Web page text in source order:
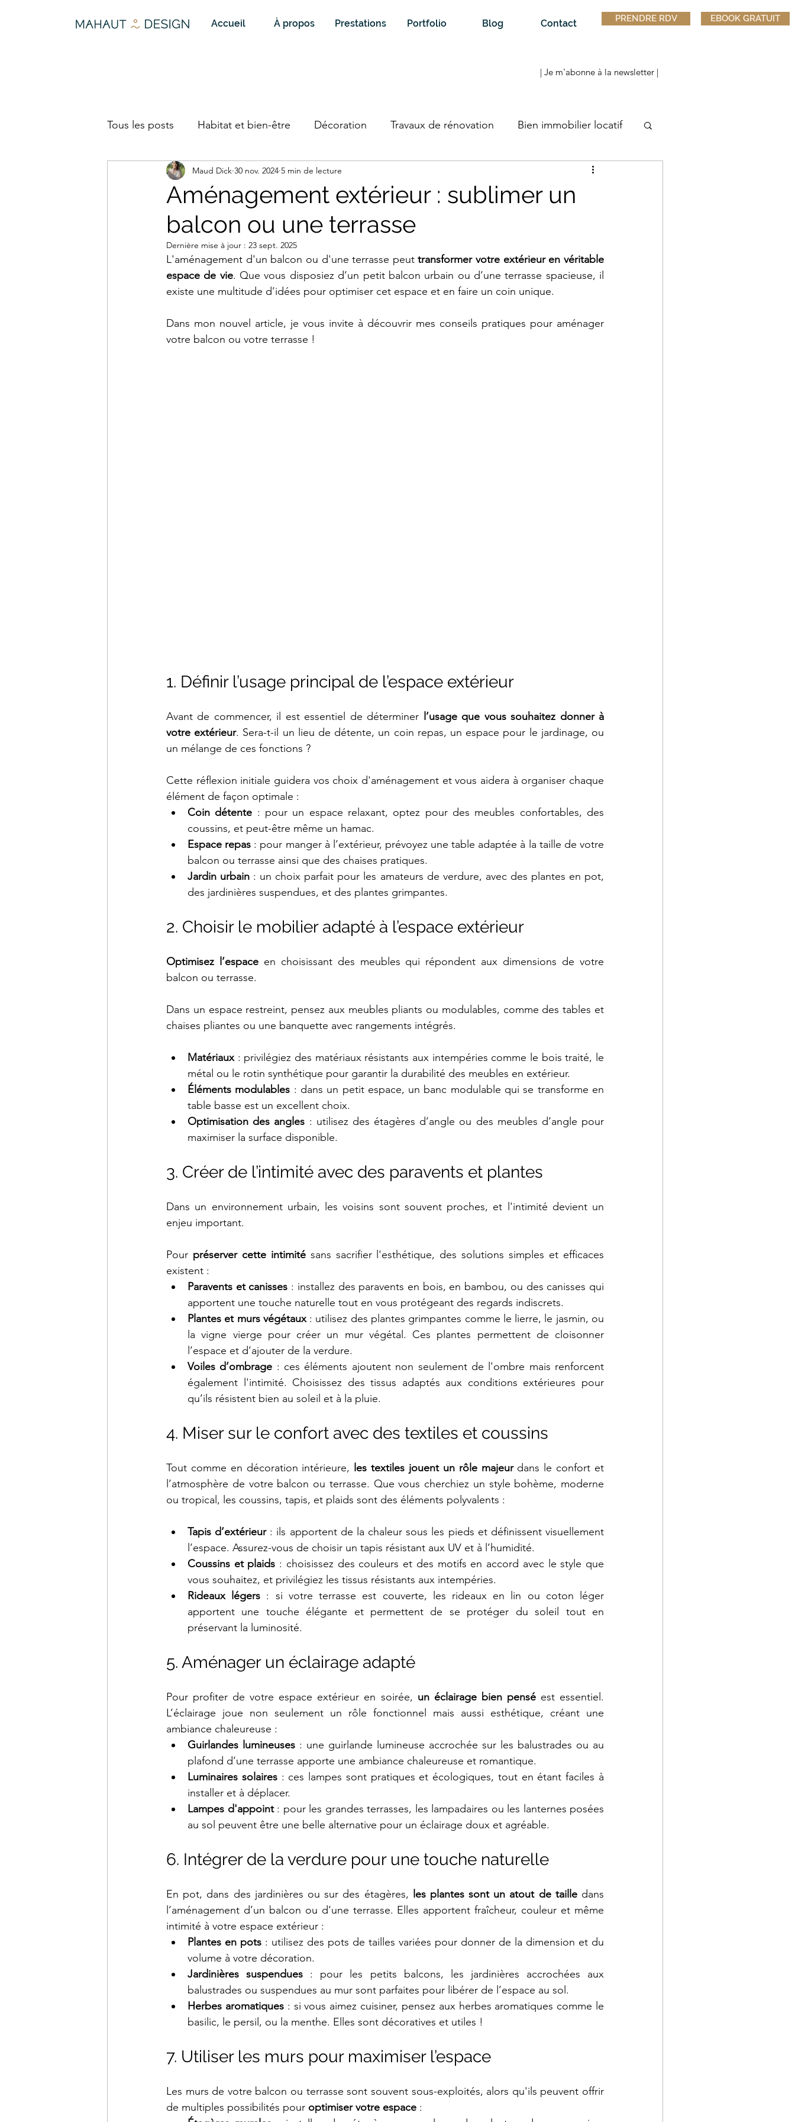
Accueil À propos Prestations Portfolio Blog Contact PRENDRE RDV EBOOK GRATUIT
| Je m'abonne à la newsletter |
Tous les posts Habitat et bien-être Décoration Travaux de rénovation Bien immobilier locatif
Aménagement extérieur : sublimer un
balcon ou une terrasse
Maud Dick 30 nov. 2024 5 min de lecture
Dernière mise à jour : 23 sept. 2025
L'aménagement d'un balcon ou d'une terrasse peut transformer votre extérieur en véritable
espace de vie. Que vous disposiez d’un petit balcon urbain ou d’une terrasse spacieuse, il
existe une multitude d’idées pour optimiser cet espace et en faire un coin unique.
Dans mon nouvel article, je vous invite à découvrir mes conseils pratiques pour aménager
votre balcon ou votre terrasse !
1. Définir l’usage principal de l’espace extérieur
Avant de commencer, il est essentiel de déterminer l’usage que vous souhaitez donner à
votre extérieur. Sera-t-il un lieu de détente, un coin repas, un espace pour le jardinage, ou
un mélange de ces fonctions ?
Cette réflexion initiale guidera vos choix d'aménagement et vous aidera à organiser chaque
élément de façon optimale :
Coin détente : pour un espace relaxant, optez pour des meubles confortables, des
coussins, et peut-être même un hamac.
Espace repas : pour manger à l’extérieur, prévoyez une table adaptée à la taille de votre
balcon ou terrasse ainsi que des chaises pratiques.
Jardin urbain : un choix parfait pour les amateurs de verdure, avec des plantes en pot,
des jardinières suspendues, et des plantes grimpantes.
2. Choisir le mobilier adapté à l’espace extérieur
Optimisez l’espace en choisissant des meubles qui répondent aux dimensions de votre
balcon ou terrasse.
Dans un espace restreint, pensez aux meubles pliants ou modulables, comme des tables et
chaises pliantes ou une banquette avec rangements intégrés.
Matériaux : privilégiez des matériaux résistants aux intempéries comme le bois traité, le
métal ou le rotin synthétique pour garantir la durabilité des meubles en extérieur.
Éléments modulables : dans un petit espace, un banc modulable qui se transforme en
table basse est un excellent choix.
Optimisation des angles : utilisez des étagères d’angle ou des meubles d’angle pour
maximiser la surface disponible.
3. Créer de l’intimité avec des paravents et plantes
Dans un environnement urbain, les voisins sont souvent proches, et l'intimité devient un
enjeu important.
Pour préserver cette intimité sans sacrifier l'esthétique, des solutions simples et efficaces
existent :
Paravents et canisses : installez des paravents en bois, en bambou, ou des canisses qui
apportent une touche naturelle tout en vous protégeant des regards indiscrets.
Plantes et murs végétaux : utilisez des plantes grimpantes comme le lierre, le jasmin, ou
la vigne vierge pour créer un mur végétal. Ces plantes permettent de cloisonner
l’espace et d’ajouter de la verdure.
Voiles d’ombrage : ces éléments ajoutent non seulement de l'ombre mais renforcent
également l'intimité. Choisissez des tissus adaptés aux conditions extérieures pour
qu’ils résistent bien au soleil et à la pluie.
4. Miser sur le confort avec des textiles et coussins
Tout comme en décoration intérieure, les textiles jouent un rôle majeur dans le confort et
l’atmosphère de votre balcon ou terrasse. Que vous cherchiez un style bohème, moderne
ou tropical, les coussins, tapis, et plaids sont des éléments polyvalents :
Tapis d’extérieur : ils apportent de la chaleur sous les pieds et définissent visuellement
l’espace. Assurez-vous de choisir un tapis résistant aux UV et à l’humidité.
Coussins et plaids : choisissez des couleurs et des motifs en accord avec le style que
vous souhaitez, et privilégiez les tissus résistants aux intempéries.
Rideaux légers : si votre terrasse est couverte, les rideaux en lin ou coton léger
apportent une touche élégante et permettent de se protéger du soleil tout en
préservant la luminosité.
5. Aménager un éclairage adapté
Pour profiter de votre espace extérieur en soirée, un éclairage bien pensé est essentiel.
L’éclairage joue non seulement un rôle fonctionnel mais aussi esthétique, créant une
ambiance chaleureuse :
Guirlandes lumineuses : une guirlande lumineuse accrochée sur les balustrades ou au
plafond d’une terrasse apporte une ambiance chaleureuse et romantique.
Luminaires solaires : ces lampes sont pratiques et écologiques, tout en étant faciles à
installer et à déplacer.
Lampes d'appoint : pour les grandes terrasses, les lampadaires ou les lanternes posées
au sol peuvent être une belle alternative pour un éclairage doux et agréable.
6. Intégrer de la verdure pour une touche naturelle
En pot, dans des jardinières ou sur des étagères, les plantes sont un atout de taille dans
l’aménagement d’un balcon ou d’une terrasse. Elles apportent fraîcheur, couleur et même
intimité à votre espace extérieur :
Plantes en pots : utilisez des pots de tailles variées pour donner de la dimension et du
volume à votre décoration.
Jardinières suspendues : pour les petits balcons, les jardinières accrochées aux
balustrades ou suspendues au mur sont parfaites pour libérer de l’espace au sol.
Herbes aromatiques : si vous aimez cuisiner, pensez aux herbes aromatiques comme le
basilic, le persil, ou la menthe. Elles sont décoratives et utiles !
7. Utiliser les murs pour maximiser l’espace
Les murs de votre balcon ou terrasse sont souvent sous-exploités, alors qu'ils peuvent offrir
de multiples possibilités pour optimiser votre espace :